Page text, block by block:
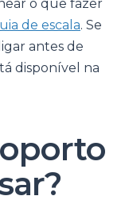
o que fazer
de escala. Se
antes de
disponível na